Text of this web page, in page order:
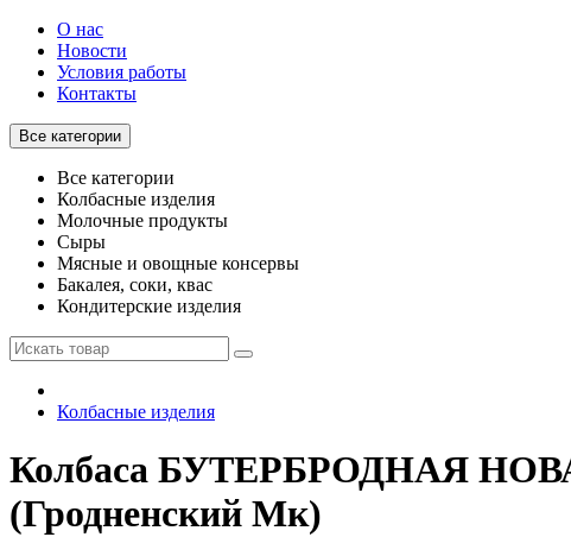
О нас
Новости
Условия работы
Контакты
Все категории
Все категории
Колбасные изделия
Молочные продукты
Сыры
Мясные и овощные консервы
Бакалея, соки, квас
Кондитерские изделия
Колбасные изделия
Колбаса БУТЕРБРОДНАЯ НОВАЯ
(Гродненский Мк)